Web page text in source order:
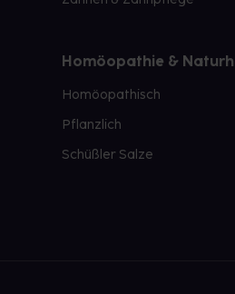
Homöopathie &
Homöopathisch
Pflanzlich
Schüßler Salze